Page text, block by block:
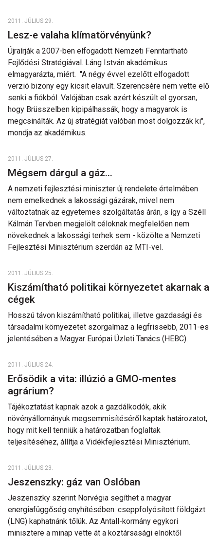
2011. JÚLIUS 29.
Lesz-e valaha klímatörvényünk?
Újraírják a 2007-ben elfogadott Nemzeti Fenntartható
Fejlődési Stratégiával. Láng István akadémikus
elmagyarázta, miért. "A négy évvel ezelőtt elfogadott
verzió bizony egy kicsit elavult. Szerencsére nem vette elő
senki a fiókból. Valójában csak azért készült el gyorsan,
hogy Brüsszelben kipipálhassák, hogy a magyarok is
megcsinálták. Az új stratégiát valóban most dolgozzák ki",
mondja az akadémikus.
2011. JÚLIUS 27.
Mégsem dárgul a gáz...
A nemzeti fejlesztési miniszter új rendelete értelmében
nem emelkednek a lakossági gázárak, mivel nem
változtatnak az egyetemes szolgáltatás árán, s így a Széll
Kálmán Tervben megjelölt céloknak megfelelően nem
növekednek a lakossági terhek sem - közölte a Nemzeti
Fejlesztési Minisztérium szerdán az MTI-vel.
2011. JÚLIUS 25.
Kiszámítható politikai környezetet akarnak a
cégek
Hosszú távon kiszámítható politikai, illetve gazdasági és
társadalmi környezetet szorgalmaz a legfrissebb, 2011-es
jelentésében a Magyar Európai Üzleti Tanács (HEBC).
2011. JÚLIUS 24.
Erősödik a vita: illúzió a GMO-mentes
agrárium?
Tájékoztatást kapnak azok a gazdálkodók, akik
növényállományuk megsemmisítéséről kaptak határozatot,
hogy mit kell tenniük a határozatban foglaltak
teljesítéséhez, állítja a Vidékfejlesztési Minisztérium.
2011. JÚLIUS 23.
Jeszenszky: gáz van Oslóban
Jeszenszky szerint Norvégia segíthet a magyar
energiafüggőség enyhítésében: cseppfolyósított földgázt
(LNG) kaphatnánk tőlük. Az Antall-kormány egykori
minisztere a minap vette át a köztársasági elnöktől